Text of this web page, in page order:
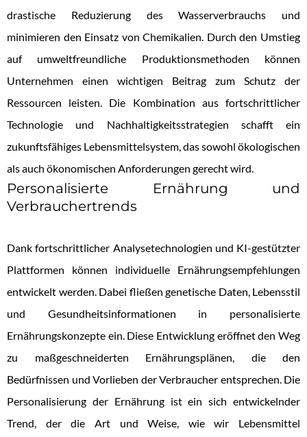
drastische Reduzierung des Wasserverbrauchs und
minimieren den Einsatz von Chemikalien. Durch den Umstieg
auf umweltfreundliche Produktionsmethoden können
Unternehmen einen wichtigen Beitrag zum Schutz der
Ressourcen leisten. Die Kombination aus fortschrittlicher
Technologie und Nachhaltigkeitsstrategien schafft ein
zukunftsfähiges Lebensmittelsystem, das sowohl ökologischen
als auch ökonomischen Anforderungen gerecht wird.
Personalisierte Ernährung und
Verbrauchertrends
Dank fortschrittlicher Analysetechnologien und KI-gestützter
Plattformen können individuelle Ernährungsempfehlungen
entwickelt werden. Dabei fließen genetische Daten, Lebensstil
und Gesundheitsinformationen in personalisierte
Ernährungskonzepte ein. Diese Entwicklung eröffnet den Weg
zu maßgeschneiderten Ernährungsplänen, die den
Bedürfnissen und Vorlieben der Verbraucher entsprechen. Die
Personalisierung der Ernährung ist ein sich entwickelnder
Trend, der die Art und Weise, wie wir Lebensmittel